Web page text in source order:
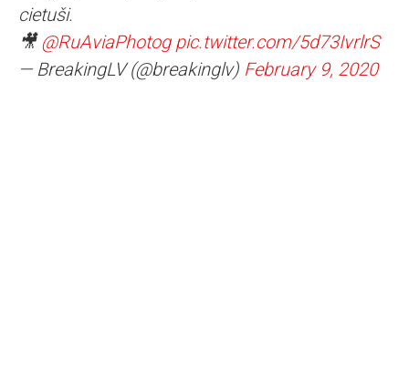
cietuši.
🎥@RuAviaPhotog pic.twitter.com/5d73IvrlrS
— BreakingLV (@breakinglv) February 9, 2020